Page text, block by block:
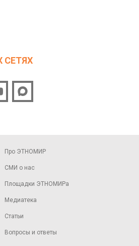
Про ЭТНОМИР
СМИ о нас
Площадки ЭТНОМИРа
Медиатека
Статьи
Вопросы и ответы